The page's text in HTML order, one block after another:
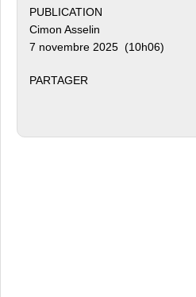
PUBLICATION
Cimon Asselin
7 novembre 2025 (10h06)
PARTAGER